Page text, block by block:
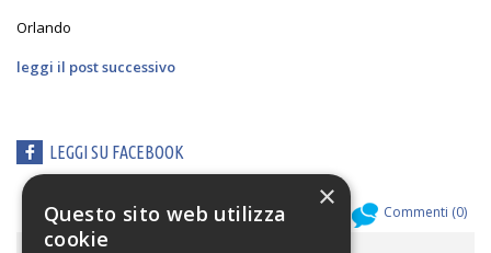
Orlando
leggi il post successivo
LEGGI SU FACEBOOK
Allegati ( Commenti (0)
×
Questo sito web utilizza
cookie